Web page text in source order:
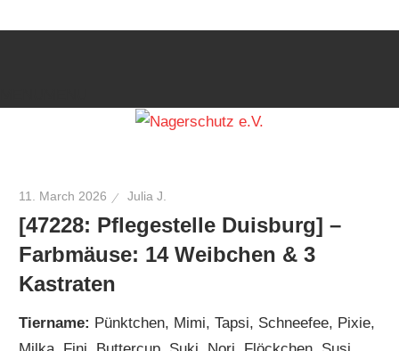
Nagerschutz
11. March 2026 Julia J.
[47228: Pflegestelle Duisburg] –
Farbmäuse: 14 Weibchen & 3
Kastraten
Tiername: Pünktchen, Mimi, Tapsi, Schneefee, Pixie,